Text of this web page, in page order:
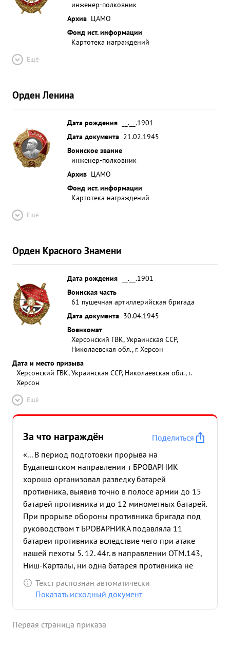
инженер-полковник
Архив ЦАМО
Фонд ист. информации
Картотека награждений
Ещё
Орден Ленина
Дата рождения
__.__.1901
Дата документа 21.02.1945
Воинское звание
инженер-полковник
Архив ЦАМО
Фонд ист. информации
Картотека награждений
Ещё
Орден Красного Знамени
Дата рождения
__.__.1901
Воинская часть
61 пушечная артиллерийская бригада
Дата документа 30.04.1945
Военкомат
Херсонский ГВК, Украинская ССР,
Николаевская обл., г. Херсон
Дата и место призыва
Херсонский ГВК, Украинская ССР, Николаевская обл., г.
Херсон
Ещё
За что награждён
Поделиться
«... В период подготовки прорыва на
Будапештском направлении т БРОВАРНИК
хорошо организовал разведку батарей
противника, выявив точно в полосе армии до 15
батарей противника и до 12 минометных батарей.
При прорыве обороны противника бригада под
руководством т БРОВАРНИКА подавляла 11
батареи противника вследствие чего при атаке
нашей пехоты 5. 12. 44г. в направлении ОТМ.143,
Ниш-Карталы, ни одна батарея противника не
вела огонь по нашим наступающим частям. С
выходом пехоты на тактическую глубину
батареи, 9 батарей подавлено из них на 7 оп
Текст распознан автоматически
Показать исходный документ
Первая страница приказа